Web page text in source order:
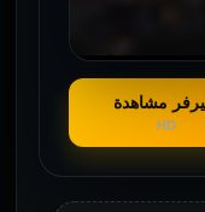
مشاهدة
HD